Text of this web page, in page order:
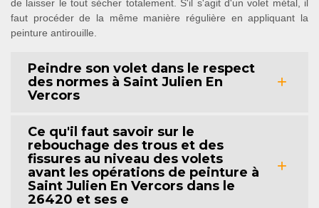
de laisser le tout sécher totalement. S'il s'agit d'un volet métal, il
faut procéder de la même manière régulière en appliquant la
peinture antirouille.
Peindre son volet dans le respect
des normes à Saint Julien En
Vercors
Ce qu'il faut savoir sur le
rebouchage des trous et des
fissures au niveau des volets
avant les opérations de peinture à
Saint Julien En Vercors dans le
26420 et ses e